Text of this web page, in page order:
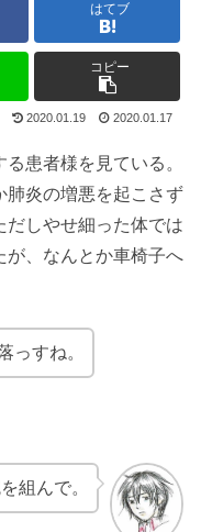
はてブ
コピー
2020.01.19 2020.01.17
患者様を見ている。
肺炎の増悪を起こさず
だしやせ細った体では
が、なんとか車椅子へ
っすね。
組んで。